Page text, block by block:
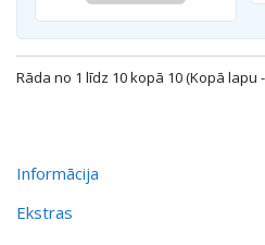
Rāda no 1 līdz 10 kopā 10 (Kopā lapu
Informācija
Ekstras